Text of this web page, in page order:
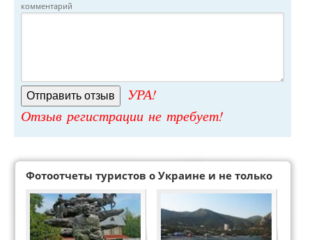
комментарий
УРА!
Отзыв регистрации не требует!
Фотоотчеты туристов о Украине и не только